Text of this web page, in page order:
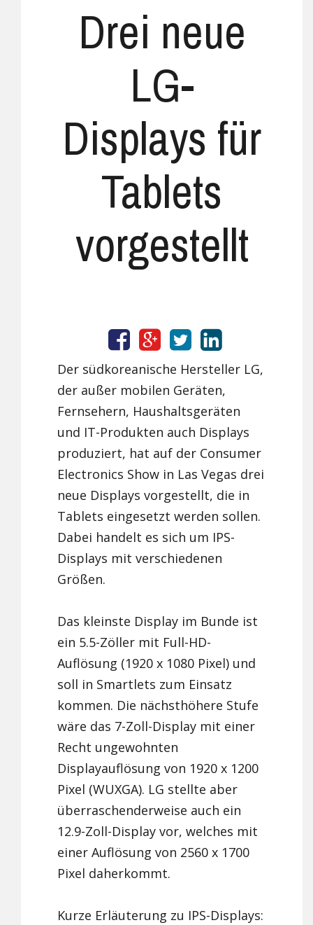
Drei neue
LG-
Displays für
Tablets
vorgestellt
Der südkoreanische Hersteller LG,
der außer mobilen Geräten,
Fernsehern, Haushaltsgeräten
und IT-Produkten auch Displays
produziert, hat auf der Consumer
Electronics Show in Las Vegas drei
neue Displays vorgestellt, die in
Tablets eingesetzt werden sollen.
Dabei handelt es sich um IPS-
Displays mit verschiedenen
Größen.
Das kleinste Display im Bunde ist
ein 5.5-Zöller mit Full-HD-
Auflösung (1920 x 1080 Pixel) und
soll in Smartlets zum Einsatz
kommen. Die nächsthöhere Stufe
wäre das 7-Zoll-Display mit einer
Recht ungewohnten
Displayauflösung von 1920 x 1200
Pixel (WUXGA). LG stellte aber
überraschenderweise auch ein
12.9-Zoll-Display vor, welches mit
einer Auflösung von 2560 x 1700
Pixel daherkommt.
Kurze Erläuterung zu IPS-Displays: